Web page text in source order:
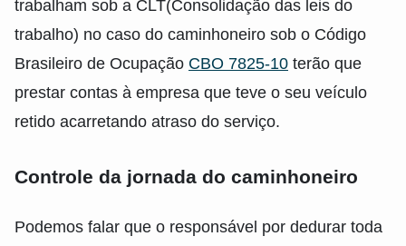
trabalham sob a CLT(Consolidação das leis do
trabalho) no caso do caminhoneiro sob o Código
Brasileiro de Ocupação CBO 7825-10 terão que
prestar contas à empresa que teve o seu veículo
retido acarretando atraso do serviço.
Controle da jornada do caminhoneiro
Podemos falar que o responsável por dedurar toda